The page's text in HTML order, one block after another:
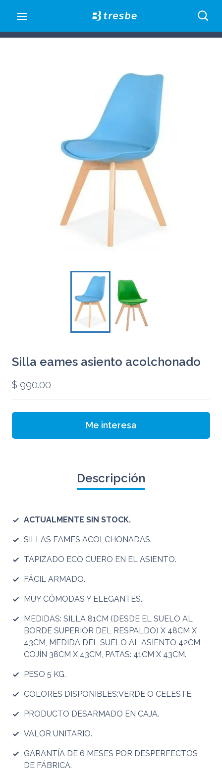
Open main menu
Silla eames asiento acolchonado
$ 990.00
Me interesa
Descripción
ACTUALMENTE SIN STOCK.
SILLAS EAMES ACOLCHONADAS.
TAPIZADO ECO CUERO EN EL ASIENTO.
FÁCIL ARMADO.
MUY CÓMODAS Y ELEGANTES.
MEDIDAS: SILLA 81CM (DESDE EL SUELO AL
BORDE SUPERIOR DEL RESPALDO) X 48CM X
43CM, MEDIDA DEL SUELO AL ASIENTO 42CM,
COJÍN 38CM X 43CM, PATAS: 41CM X 43CM.
PESO 5 KG.
COLORES DISPONIBLES:VERDE O CELESTE.
PRODUCTO DESARMADO EN CAJA.
VALOR UNITARIO.
GARANTÍA DE 6 MESES POR DESPERFECTOS
DE FÁBRICA.